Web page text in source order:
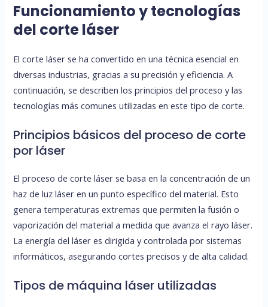
Funcionamiento y tecnologías
del corte láser
El corte láser se ha convertido en una técnica esencial en
diversas industrias, gracias a su precisión y eficiencia. A
continuación, se describen los principios del proceso y las
tecnologías más comunes utilizadas en este tipo de corte.
Principios básicos del proceso de corte
por láser
El proceso de corte láser se basa en la concentración de un
haz de luz láser en un punto específico del material. Esto
genera temperaturas extremas que permiten la fusión o
vaporización del material a medida que avanza el rayo láser.
La energía del láser es dirigida y controlada por sistemas
informáticos, asegurando cortes precisos y de alta calidad.
Tipos de máquina láser utilizadas